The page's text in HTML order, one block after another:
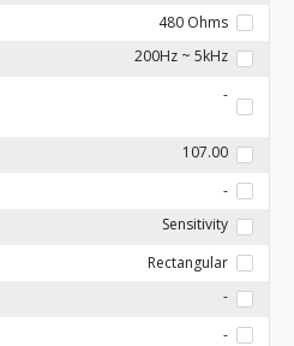
480 Ohms
200Hz ~ 5kHz
-
107.00
-
Sensitivity
Rectangular
-
-